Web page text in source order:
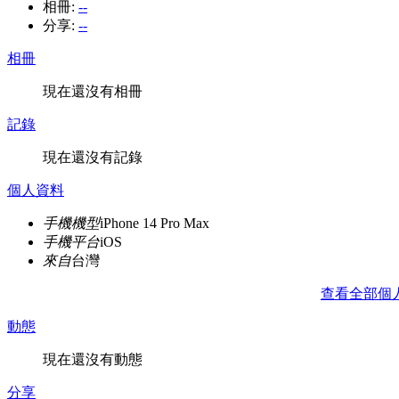
相冊: --
分享: --
相冊
現在還沒有相冊
記錄
現在還沒有記錄
個人資料
手機機型iPhone 14 Pro Max
手機平台iOS
來自台灣
查看全部個
動態
現在還沒有動態
分享